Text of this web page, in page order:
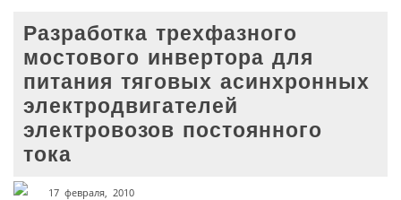
Разработка трехфазного
мостового инвертора для
питания тяговых асинхронных
электродвигателей
электровозов постоянного
тока
17 февраля, 2010